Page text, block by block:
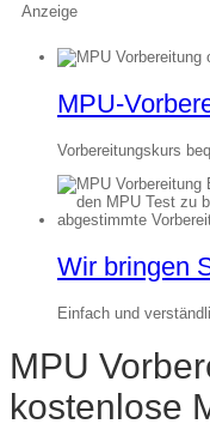
Anzeige
MPU-
Vorbereitungskurs
Wir bringen
Einfach und
MPU
kostenlose